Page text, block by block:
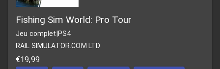
Fishing Sim World: Pro Tour
Jeu complet PS4
RAIL SIMULATOR.COM LTD
€19,99